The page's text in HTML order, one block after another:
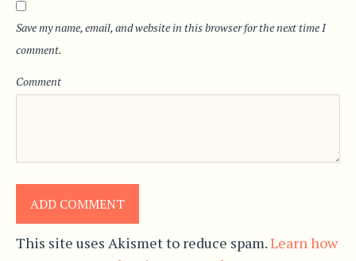
Save my name, email, and website in this browser for the next time I
comment.
Comment
This site uses Akismet to reduce spam.Learn how